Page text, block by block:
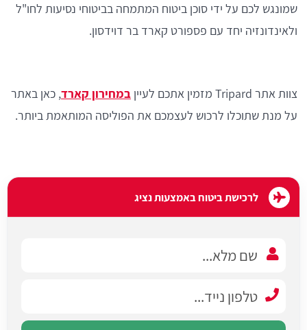
שמונגש לכם על ידי סוכן ביטוח המתמחה בביטוחי נסיעות לחו"ל
ולאינדונזיה יחד עם פספורט קארד בר דוידסון.
צוות אתר Tripard מזמין אתכם לעיין במחירון קארד, כאן באתר
על מנת שתוכלו לרכוש לעצמכם את הפוליסה המותאמת ביותר.
לרכישת ביטוח באמצעות נציג